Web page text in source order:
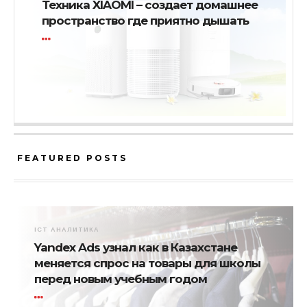
Техника XIAOMI – создает домашнее
пространство где приятно дышать
FEATURED POSTS
ICT АНАЛИТИКА
Yandex Ads узнал как в Казахстане
меняется спрос на товары для школы
перед новым учебным годом